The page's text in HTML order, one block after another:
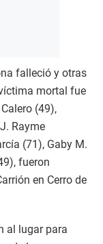
falleció y otras
mortal fue
(49),
Rayme
(71), Gaby M.
fueron
en Cerro de
al lugar para